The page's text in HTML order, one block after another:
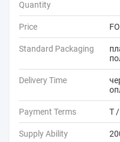
Quantity
Price
Standard Packaging
Delivery Time
Payment Terms T
Supply Ability